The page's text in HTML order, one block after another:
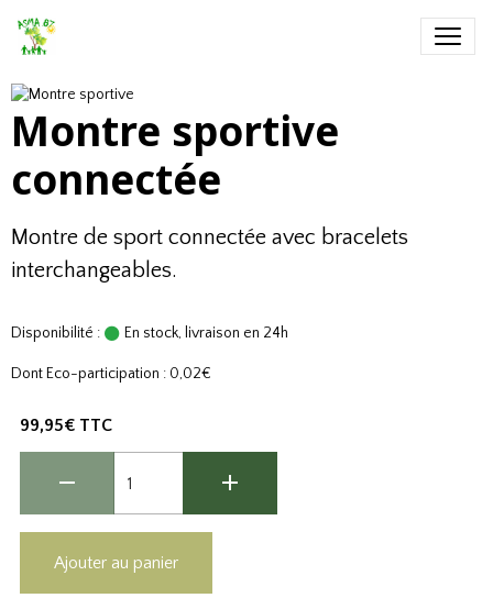
Montre sportive
connectée
Montre de sport connectée avec bracelets
interchangeables.
Disponibilité : En stock, livraison en 24h
Dont Eco-participation : 0,02€
99,95€ TTC
Ajouter au panier